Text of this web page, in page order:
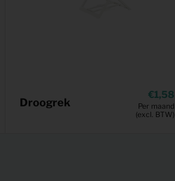
Droogrek
1,58
Per maand
(excl. BTW)